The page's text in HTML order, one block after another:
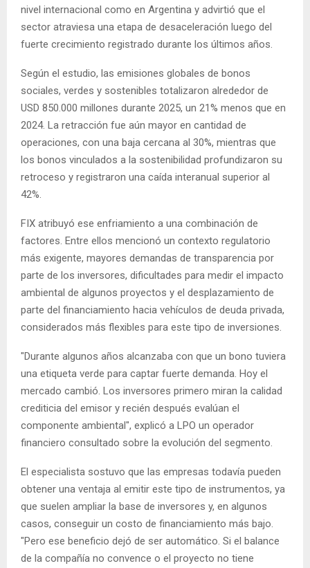
nivel internacional como en Argentina y advirtió que el
sector atraviesa una etapa de desaceleración luego del
fuerte crecimiento registrado durante los últimos años.
Según el estudio, las emisiones globales de bonos
sociales, verdes y sostenibles totalizaron alrededor de
USD 850.000 millones durante 2025, un 21% menos que en
2024. La retracción fue aún mayor en cantidad de
operaciones, con una baja cercana al 30%, mientras que
los bonos vinculados a la sostenibilidad profundizaron su
retroceso y registraron una caída interanual superior al
42%.
FIX atribuyó ese enfriamiento a una combinación de
factores. Entre ellos mencionó un contexto regulatorio
más exigente, mayores demandas de transparencia por
parte de los inversores, dificultades para medir el impacto
ambiental de algunos proyectos y el desplazamiento de
parte del financiamiento hacia vehículos de deuda privada,
considerados más flexibles para este tipo de inversiones.
"Durante algunos años alcanzaba con que un bono tuviera
una etiqueta verde para captar fuerte demanda. Hoy el
mercado cambió. Los inversores primero miran la calidad
crediticia del emisor y recién después evalúan el
componente ambiental", explicó a LPO un operador
financiero consultado sobre la evolución del segmento.
El especialista sostuvo que las empresas todavía pueden
obtener una ventaja al emitir este tipo de instrumentos, ya
que suelen ampliar la base de inversores y, en algunos
casos, conseguir un costo de financiamiento más bajo.
"Pero ese beneficio dejó de ser automático. Si el balance
de la compañía no convence o el proyecto no tiene